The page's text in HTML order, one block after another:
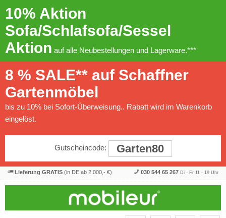
10% Aktion
Sofa/Schlafsofa/Sessel
Aktion auf alle Neubestellungen und Lagerware.***
8 % SALE** auf Schaffner
Gartenmöbel
bis zu 10% bei Sofort-Überweisung.. Rabatt wird im Warenkorb
eingelöst.
Gutscheincode: Garten80
Lieferung GRATIS (in DE ab 2.000,- €) 030 544 65 267 Di - Fr 11 - 19 Uhr